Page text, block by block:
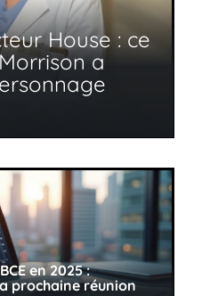
House : ce
a
en 2025 :
prochaine réunion